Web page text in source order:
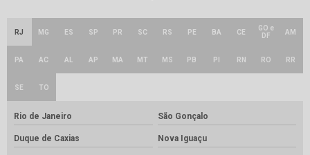
RJ MG ES SP PR SC RS PE BA CE
GO e
DF
AM
PA AC AL AP MA MT MS PB PI RN RO RR
SE TO
Rio de Janeiro São Gonçalo
Duque de Caxias Nova Iguaçu